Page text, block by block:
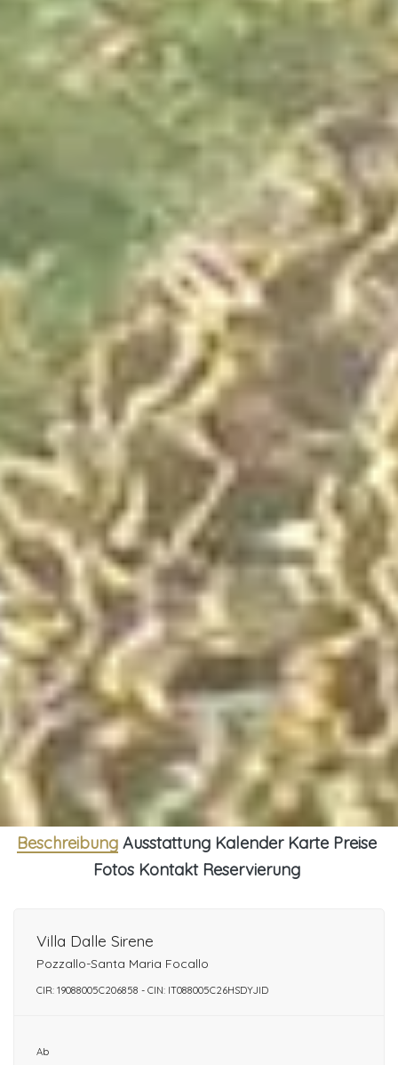
Beschreibung Ausstattung Kalender Karte Preise
Fotos Kontakt Reservierung
Villa Dalle Sirene
Pozzallo-Santa Maria Focallo
CIR: 19088005C206858 - CIN: IT088005C26HSDYJID
Ab